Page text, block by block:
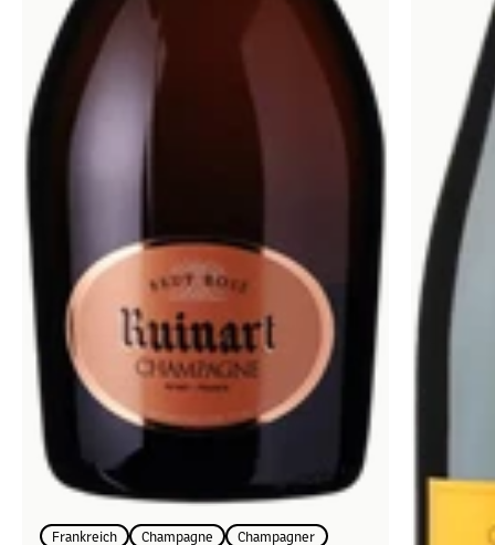
Frankreich Champagne
Champagner